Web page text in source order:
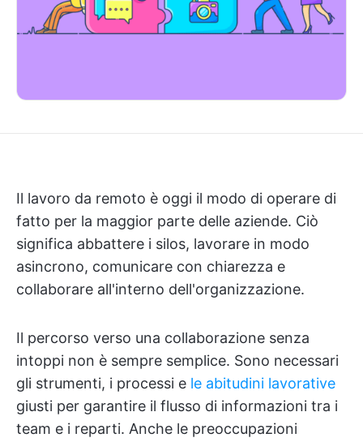
Il lavoro da remoto è oggi il modo di operare di
fatto per la maggior parte delle aziende. Ciò
significa abbattere i silos, lavorare in modo
asincrono, comunicare con chiarezza e
collaborare all'interno dell'organizzazione.
Il percorso verso una collaborazione senza
intoppi non è sempre semplice. Sono necessari
gli strumenti, i processi e le abitudini lavorative
giusti per garantire il flusso di informazioni tra i
team e i reparti. Anche le preoccupazioni